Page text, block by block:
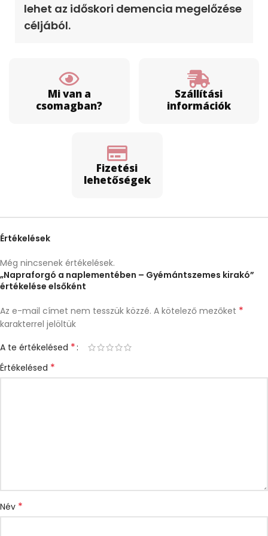
lehet az időskori demencia megelőzése
céljából.
Mi van a
csomagban?
Szállítási
információk
Fizetési
lehetőségek
Értékelések
Még nincsenek értékelések.
„Napraforgó a naplementében – Gyémántszemes kirakó”
értékelése elsőként
Az e-mail címet nem tesszük közzé. A kötelező mezőket *
karakterrel jelöltük
A te értékelésed *
Értékelésed *
Név *